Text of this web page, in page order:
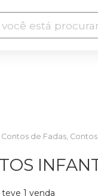
Contos de Fadas,
1 venda